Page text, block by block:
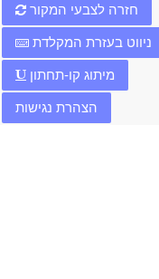
חזרה לצבעי המקור
ניווט בעזרת המקלדת
מיתוג קו-תחתון
הצהרת נגישות